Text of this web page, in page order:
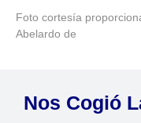
Foto cortesía
Abelardo de
Nos Cogió